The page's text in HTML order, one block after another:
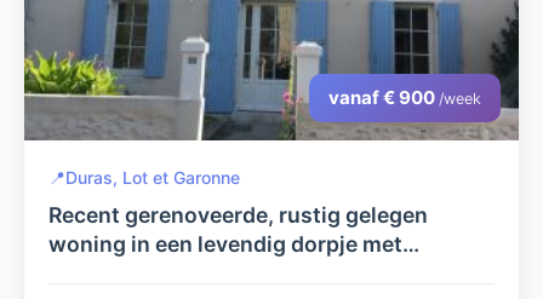
vanaf € 900 /week
📍Duras, Lot et Garonne
Recent gerenoveerde, rustig gelegen
woning in een levendig dorpje met